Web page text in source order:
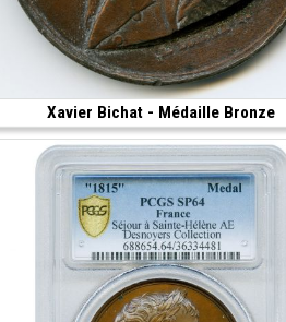
Xavier Bichat - Médaille Bronze
(59.85 g • 51 mm)